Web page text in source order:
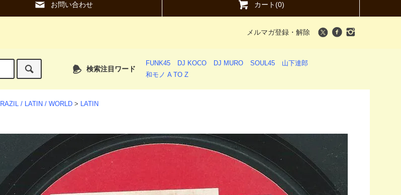
お問い合わせ カート(0)
メルマガ登録・解除
検索注目ワード
FUNK45 DJ KOCO DJ MURO SOUL45
山下達郎
和モノ A TO Z
/ LATIN / WORLD > LATIN